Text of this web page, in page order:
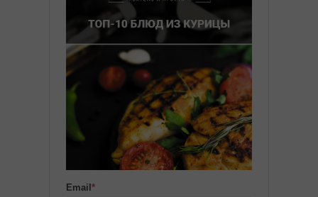
Email *